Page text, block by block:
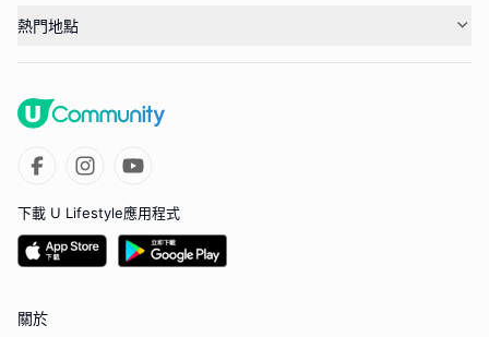
熱門地點
下載 U Lifestyle應用程式
關於